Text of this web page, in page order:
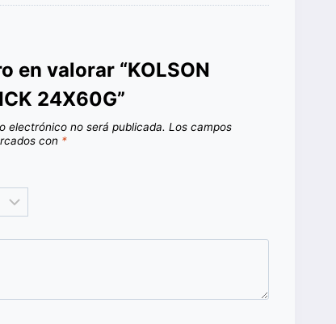
en valorar “KOLSON
24X60G”
electrónico no será publicada. Los campos
con *